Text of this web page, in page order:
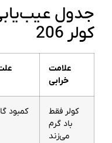
جدول
کولر 206
علامت
خرابی
کولر فقط
باد گرم
می‌زند
کمبود